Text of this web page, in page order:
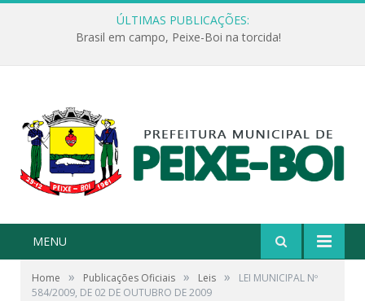
ÚLTIMAS PUBLICAÇÕES:
Brasil em campo, Peixe-Boi na torcida!
MENU
Home » Publicações Oficiais » Leis »
LEI MUNICIPAL Nº
584/2009, DE 02 DE OUTUBRO DE 2009